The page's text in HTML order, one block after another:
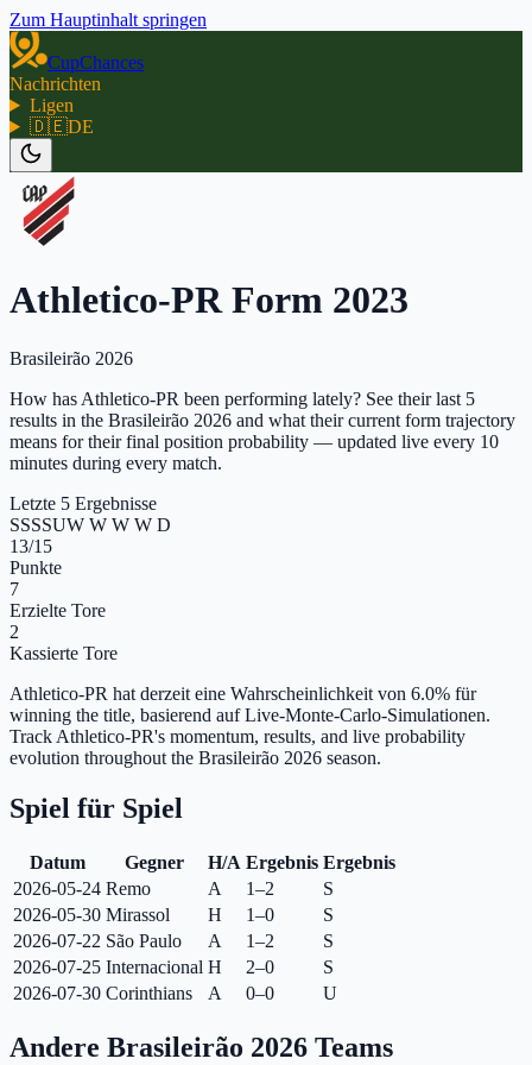
Zum Hauptinhalt springen
CupChances
Nachrichten
Ligen
🇩🇪DE
Athletico-PR Form 2023
Brasileirão 2026
How has Athletico-PR been performing lately? See their last 5
results in the Brasileirão 2026 and what their current form trajectory
means for their final position probability — updated live every 10
minutes during every match.
Letzte 5 Ergebnisse
SSSSUW W W W D
13/15
Punkte
7
Erzielte Tore
2
Kassierte Tore
Athletico-PR hat derzeit eine Wahrscheinlichkeit von 6.0% für
winning the title, basierend auf Live-Monte-Carlo-Simulationen.
Track Athletico-PR's momentum, results, and live probability
evolution throughout the Brasileirão 2026 season.
Spiel für Spiel
Datum Gegner H/A Ergebnis Ergebnis
2026-05-24 Remo A 1–2
S
2026-05-30 Mirassol H 1–0
S
2026-07-22 São Paulo A 1–2
S
2026-07-25 Internacional H 2–0
S
2026-07-30 Corinthians A 0–0 U
Andere Brasileirão 2026 Teams